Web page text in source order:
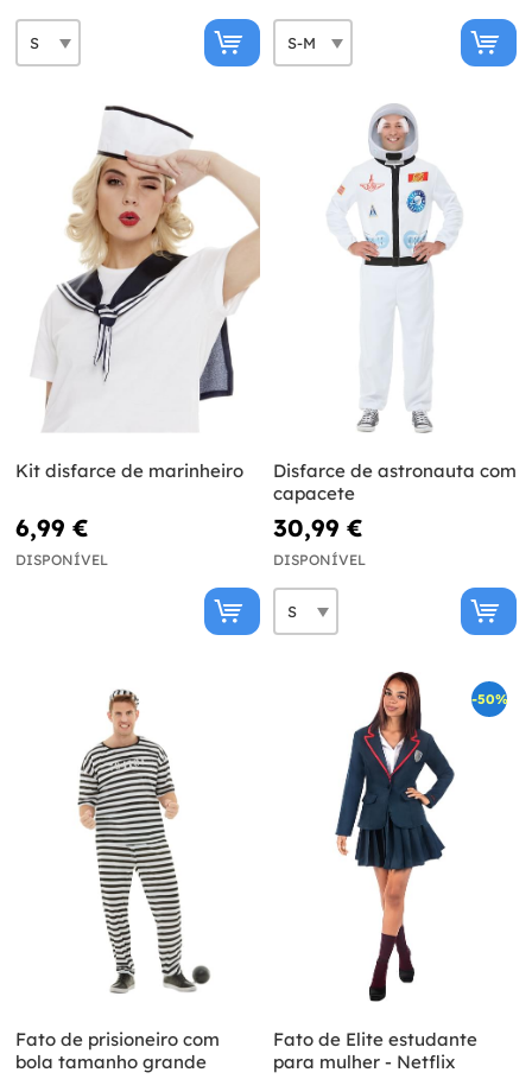
Kit disfarce de marinheiro
6,99 €
DISPONÍVEL
Disfarce de astronauta com
capacete
30,99 €
DISPONÍVEL
Fato de prisioneiro com
bola tamanho grande
-50%
Fato de Elite estudante
para mulher - Netflix